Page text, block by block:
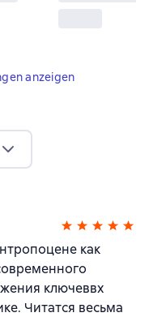
anzeigen
как
ключеввх
Читатся весьма